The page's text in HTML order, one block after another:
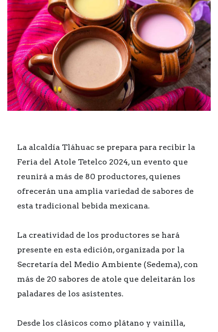
La alcaldía Tláhuac se prepara para recibir la
Feria del Atole Tetelco 2024, un evento que
reunirá a más de 80 productores, quienes
ofrecerán una amplia variedad de sabores de
esta tradicional bebida mexicana.
La creatividad de los productores se hará
presente en esta edición, organizada por la
Secretaría del Medio Ambiente (Sedema), con
más de 20 sabores de atole que deleitarán los
paladares de los asistentes.
Desde los clásicos como plátano y vainilla,